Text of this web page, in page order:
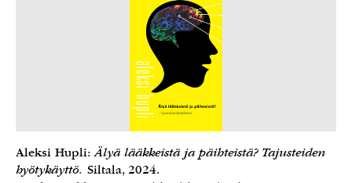
Aleksi Hupli:Älyä lääkkeistä ja päihteistä? Tajusteiden
hyötykäyttö. Siltala, 2024.